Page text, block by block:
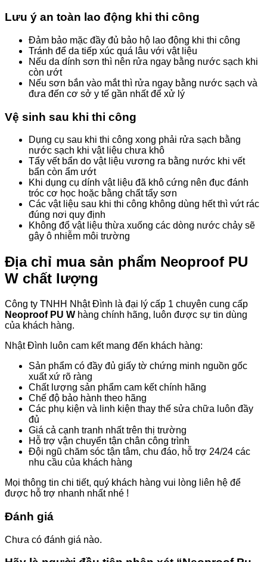
Lưu ý an toàn lao động khi thi công
Đảm bảo mặc đầy đủ bảo hộ lao động khi thi công
Tránh để da tiếp xúc quá lâu với vật liệu
Nếu da dính sơn thì nên rửa ngay bằng nước sạch khi
còn ướt
Nếu sơn bắn vào mắt thì rửa ngay bằng nước sạch và
đưa đến cơ sở y tế gần nhất để xử lý
Vệ sinh sau khi thi công
Dụng cụ sau khi thi công xong phải rửa sạch bằng
nước sạch khi vật liệu chưa khô
Tẩy vết bẩn do vật liệu vương ra bằng nước khi vết
bẩn còn ẩm ướt
Khi dụng cụ dính vật liệu đã khô cứng nên đục đánh
tróc cơ học hoặc bằng chất tẩy sơn
Các vật liệu sau khi thi công không dùng hết thì vứt rác
đúng nơi quy định
Không đổ vật liệu thừa xuống các dòng nước chảy sẽ
gây ô nhiễm môi trường
Địa chỉ mua sản phẩm Neoproof PU
W chất lượng
Công ty TNHH Nhật Đình là đại lý cấp 1 chuyên cung cấp
Neoproof PU W hàng chính hãng, luôn được sự tin dùng
của khách hàng.
Nhật Đình luôn cam kết mang đến khách hàng:
Sản phẩm có đầy đủ giấy tờ chứng minh nguồn gốc
xuất xứ rõ ràng
Chất lượng sản phẩm cam kết chính hãng
Chế độ bảo hành theo hãng
Các phụ kiện và linh kiện thay thế sửa chữa luôn đầy
đủ
Giá cả cạnh tranh nhất trên thị trường
Hỗ trợ vận chuyển tận chân công trình
Đội ngũ chăm sóc tận tâm, chu đáo, hỗ trợ 24/24 các
nhu cầu của khách hàng
Mọi thông tin chi tiết, quý khách hàng vui lòng liên hệ để
được hỗ trợ nhanh nhất nhé !
Đánh giá
Chưa có đánh giá nào.